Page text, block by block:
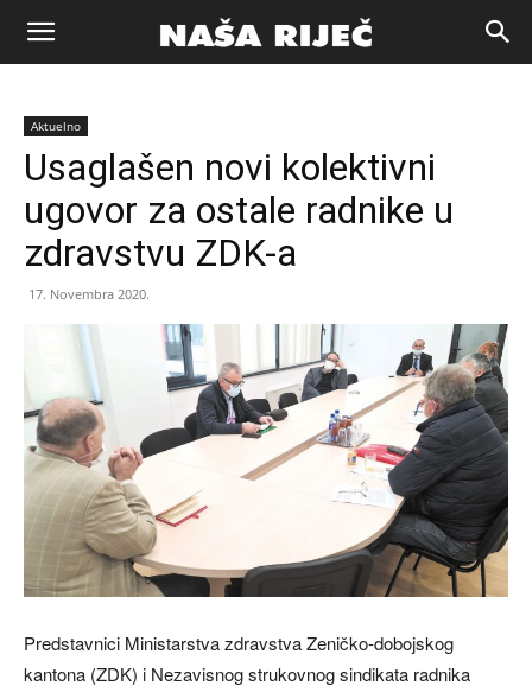
Naša
riječ
Zenica
Aktuelno
Usaglašen novi kolektivni
ugovor za ostale radnike u
zdravstvu ZDK-a
17. Novembra 2020.
Predstavnici Ministarstva zdravstva Zeničko-dobojskog
kantona (ZDK) i Nezavisnog strukovnog sindikata radnika